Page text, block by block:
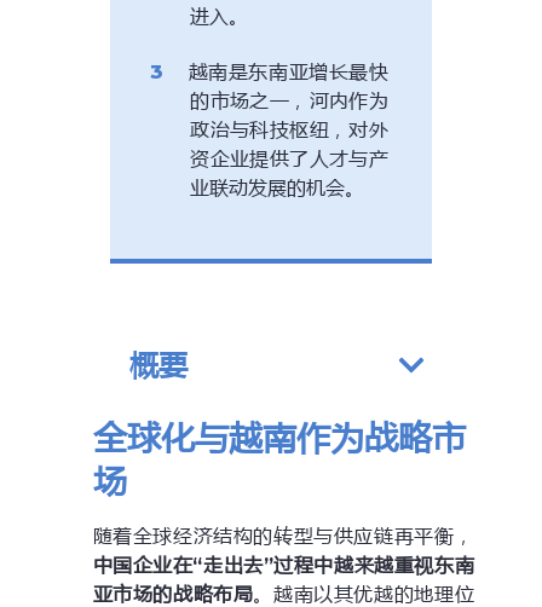
进入。
越南是东南亚增长最快
的市场之一，河内作为
政治与科技枢纽，对外
资企业提供了人才与产
业联动发展的机会。
概要
全球化与越南作为战略市
场
随着全球经济结构的转型与供应链再平衡，
中国企业在“走出去”过程中越来越重视东南
亚市场的战略布局。越南以其优越的地理位